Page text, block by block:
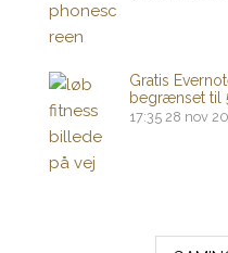
Gratis
begrænset til
17:35 28 nov